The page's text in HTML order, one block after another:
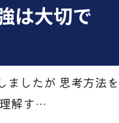
は大切で
ましたが 思考方法を
解す…